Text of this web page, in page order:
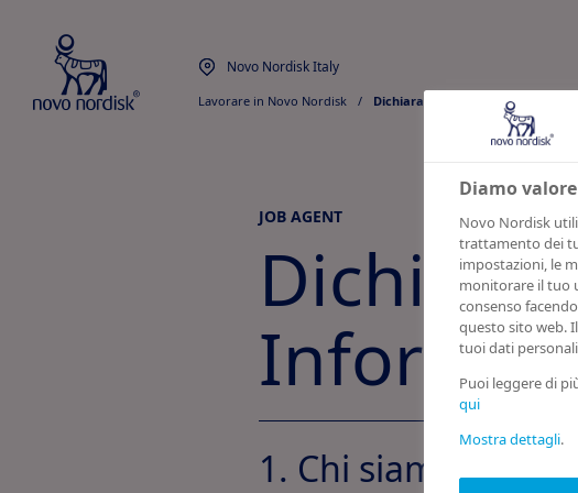
Novo Nordisk Italy
Lavorare in Novo Nordisk
  /
Dichiarazione di consenso
JOB AGENT
1. Chi siamo
Diamo
Novo Nordisk
trattamento dei
impostazioni, le
monitorare il tuo
consenso
questo sito web.
tuoi dati
Puoi leggere di
qui
Mostra dettagli.